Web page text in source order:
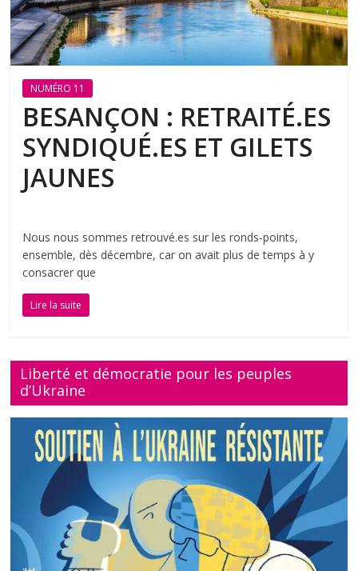
NUMÉRO 11
BESANÇON : RETRAITÉ.ES
SYNDIQUÉ.ES ET GILETS
JAUNES
Nous nous sommes retrouvé.es sur les ronds-points,
ensemble, dès décembre, car on avait plus de temps à y
consacrer que
Lire la suite
Liberté et démocratie pour les peuples
d’Ukraine